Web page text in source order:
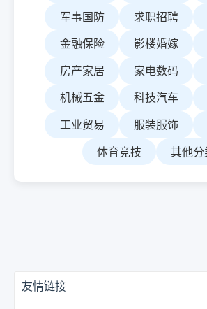
军事国防
求职招聘
金融保险
影楼婚嫁
房产家居
家电数码
机械五金
科技汽车
工业贸易
服装服饰
体育竞技
其他分
友情链接